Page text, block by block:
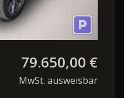
79.650,00 €
MwSt. ausweisbar